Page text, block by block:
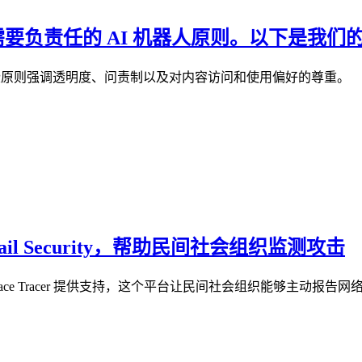
负责任的 AI 机器人原则。以下是我们的
强调透明度、问责制以及对内容访问和使用偏好的尊重。
Security，帮助民间社会组织监测攻击
Tracer 提供支持，这个平台让民间社会组织能够主动报告网络